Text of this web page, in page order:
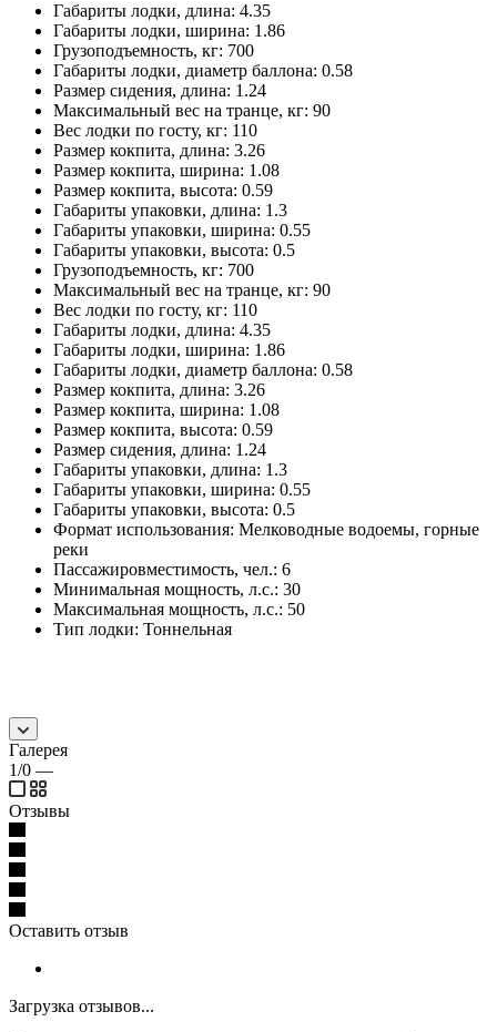
Габариты лодки, длина: 4.35
Габариты лодки, ширина: 1.86
Грузоподъемность, кг: 700
Габариты лодки, диаметр баллона: 0.58
Размер сидения, длина: 1.24
Максимальный вес на транце, кг: 90
Вес лодки по госту, кг: 110
Размер кокпита, длина: 3.26
Размер кокпита, ширина: 1.08
Размер кокпита, высота: 0.59
Габариты упаковки, длина: 1.3
Габариты упаковки, ширина: 0.55
Габариты упаковки, высота: 0.5
Грузоподъемность, кг: 700
Максимальный вес на транце, кг: 90
Вес лодки по госту, кг: 110
Габариты лодки, длина: 4.35
Габариты лодки, ширина: 1.86
Габариты лодки, диаметр баллона: 0.58
Размер кокпита, длина: 3.26
Размер кокпита, ширина: 1.08
Размер кокпита, высота: 0.59
Размер сидения, длина: 1.24
Габариты упаковки, длина: 1.3
Габариты упаковки, ширина: 0.55
Габариты упаковки, высота: 0.5
Формат использования: Мелководные водоемы, горные
реки
Пассажировместимость, чел.: 6
Минимальная мощность, л.с.: 30
Максимальная мощность, л.с.: 50
Тип лодки: Тоннельная
Галерея
1/0 —
Отзывы
Оставить отзыв
Загрузка отзывов...